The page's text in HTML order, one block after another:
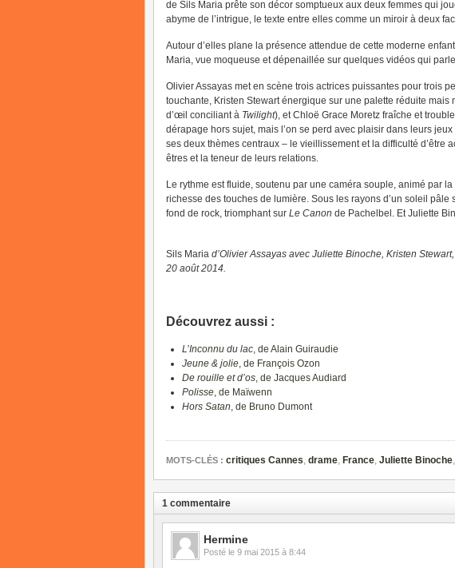
de Sils Maria prête son décor somptueux aux deux femmes qui
abyme de l’intrigue, le texte entre elles comme un miroir à deux
Autour d’elles plane la présence attendue de cette moderne
Maria, vue moqueuse et dépenaillée sur quelques vidéos qui
Olivier Assayas met en scène trois actrices puissantes pour trois
touchante, Kristen Stewart énergique sur une palette réduite mais
d’œil conciliant à Twilight), et Chloë Grace Moretz fraîche et
dérapage hors sujet, mais l’on se perd avec plaisir dans leurs
ses deux thèmes centraux – le vieillissement et la difficulté d’être
êtres et la teneur de leurs relations.
Le rythme est fluide, soutenu par une caméra souple, animé par
richesse des touches de lumière. Sous les rayons d’un soleil pâle
fond de rock, triomphant sur Le Canon de Pachelbel. Et Juliette
Sils Maria d’Olivier Assayas avec Juliette Binoche, Kristen
20 août 2014.
Découvrez aussi :
L’Inconnu du lac, de Alain Guiraudie
Jeune & jolie, de François Ozon
De rouille et d’os, de Jacques Audiard
Polisse, de Maïwenn
Hors Satan, de Bruno Dumont
MOTS-CLÉS : critiques Cannes, drame, France, Juliette Binoche,
1 commentaire
Hermine
Posté le 9 mai 2015 à 8:44